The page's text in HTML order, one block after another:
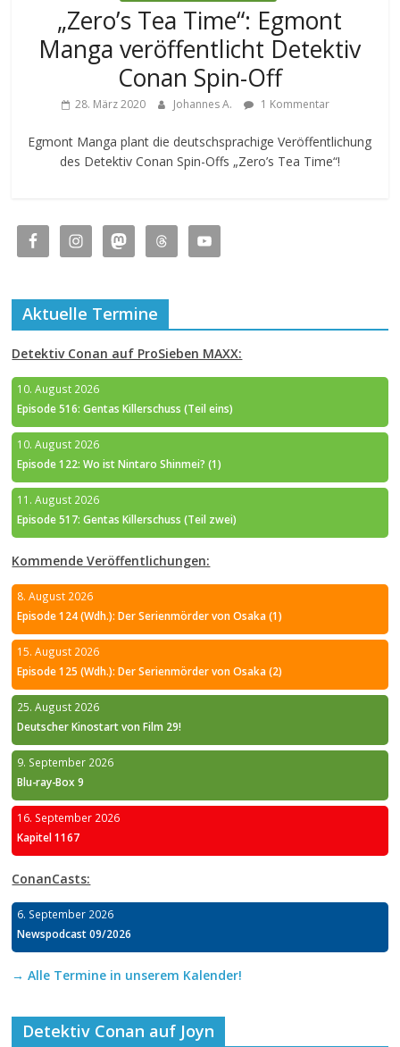
„Zero’s Tea Time“: Egmont
Manga veröffentlicht Detektiv
Conan Spin-Off
28. März 2020 Johannes A. 1 Kommentar
Egmont Manga plant die deutschsprachige Veröffentlichung
des Detektiv Conan Spin-Offs „Zero’s Tea Time“!
Aktuelle Termine
Detektiv Conan auf ProSieben MAXX:
10. August 2026
Episode 516: Gentas Killerschuss (Teil eins)
10. August 2026
Episode 122: Wo ist Nintaro Shinmei? (1)
11. August 2026
Episode 517: Gentas Killerschuss (Teil zwei)
Kommende Veröffentlichungen:
8. August 2026
Episode 124 (Wdh.): Der Serienmörder von Osaka (1)
15. August 2026
Episode 125 (Wdh.): Der Serienmörder von Osaka (2)
25. August 2026
Deutscher Kinostart von Film 29!
9. September 2026
Blu-ray-Box 9
16. September 2026
Kapitel 1167
ConanCasts:
6. September 2026
Newspodcast 09/2026
→ Alle Termine in unserem Kalender!
Detektiv Conan auf Joyn